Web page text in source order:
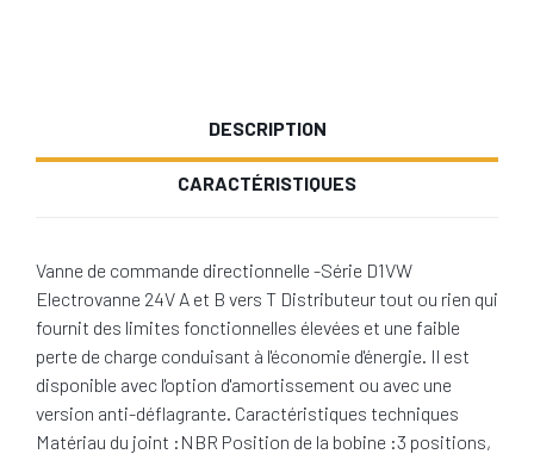
DESCRIPTION
CARACTÉRISTIQUES
Vanne de commande directionnelle -Série D1VW
Electrovanne 24V A et B vers T Distributeur tout ou rien qui
fournit des limites fonctionnelles élevées et une faible
perte de charge conduisant à l'économie d'énergie. Il est
disponible avec l'option d'amortissement ou avec une
version anti-déflagrante. Caractéristiques techniques
Matériau du joint :NBR Position de la bobine :3 positions,